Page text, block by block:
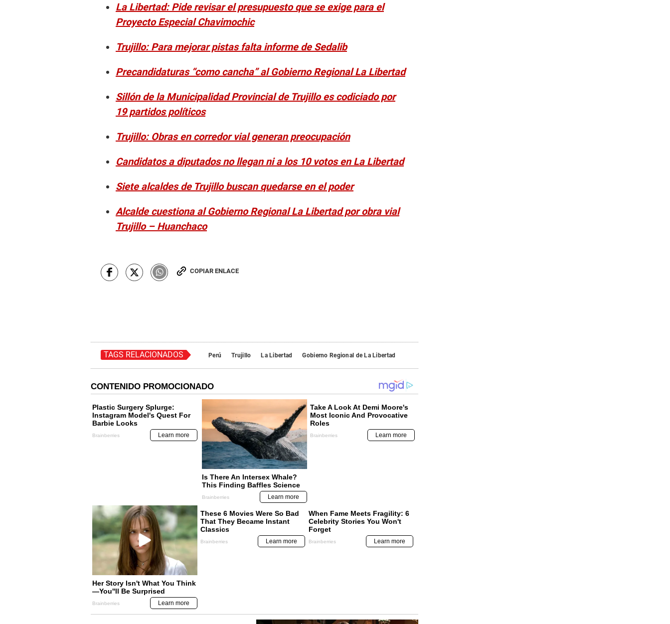
La Libertad: Pide revisar el presupuesto que se exige para el
Proyecto Especial Chavimochic
Trujillo: Para mejorar pistas falta informe de Sedalib
Precandidaturas “como cancha” al Gobierno Regional La Libertad
Sillón de la Municipalidad Provincial de Trujillo es codiciado por
19 partidos políticos
Trujillo: Obras en corredor vial generan preocupación
Candidatos a diputados no llegan ni a los 10 votos en La Libertad
Siete alcaldes de Trujillo buscan quedarse en el poder
Alcalde cuestiona al Gobierno Regional La Libertad por obra vial
Trujillo – Huanchaco
COPIAR ENLACE
TAGS RELACIONADOS Perú Trujillo La Libertad Gobierno Regional de La Libertad